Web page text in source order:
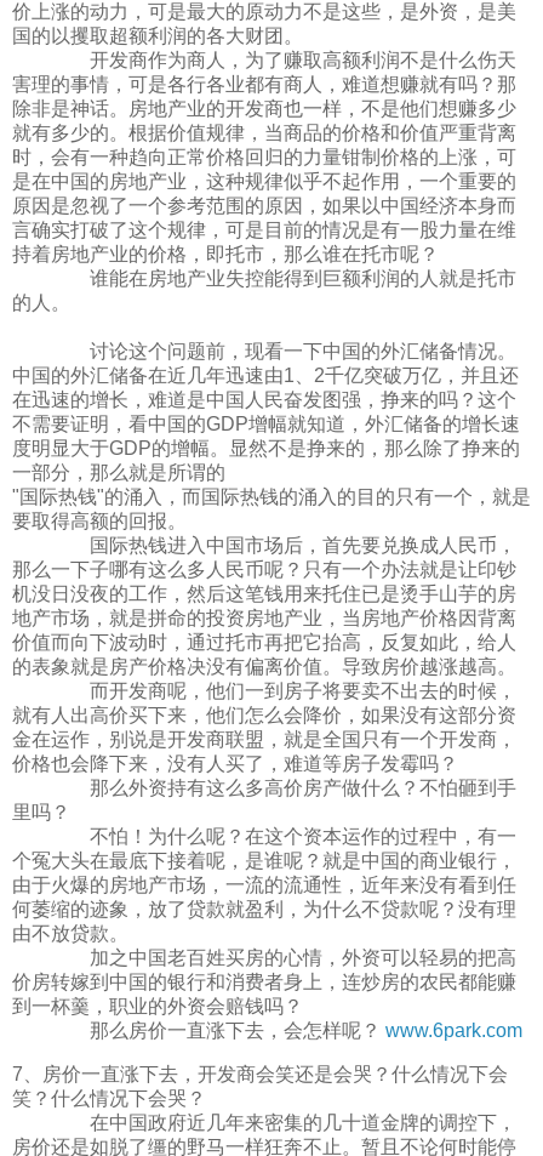
价上涨的动力，可是最大的原动力不是这些，是外资，是美
国的以攫取超额利润的各大财团。
开发商作为商人，为了赚取高额利润不是什么伤天
害理的事情，可是各行各业都有商人，难道想赚就有吗？那
除非是神话。房地产业的开发商也一样，不是他们想赚多少
就有多少的。根据价值规律，当商品的价格和价值严重背离
时，会有一种趋向正常价格回归的力量钳制价格的上涨，可
是在中国的房地产业，这种规律似乎不起作用，一个重要的
原因是忽视了一个参考范围的原因，如果以中国经济本身而
言确实打破了这个规律，可是目前的情况是有一股力量在维
持着房地产业的价格，即托市，那么谁在托市呢？
谁能在房地产业失控能得到巨额利润的人就是托市
的人。
讨论这个问题前，现看一下中国的外汇储备情况。
中国的外汇储备在近几年迅速由1、2千亿突破万亿，并且还
在迅速的增长，难道是中国人民奋发图强，挣来的吗？这个
不需要证明，看中国的GDP增幅就知道，外汇储备的增长速
度明显大于GDP的增幅。显然不是挣来的，那么除了挣来的
一部分，那么就是所谓的
"国际热钱"的涌入，而国际热钱的涌入的目的只有一个，就是
要取得高额的回报。
国际热钱进入中国市场后，首先要兑换成人民币，
那么一下子哪有这么多人民币呢？只有一个办法就是让印钞
机没日没夜的工作，然后这笔钱用来托住已是烫手山芋的房
地产市场，就是拼命的投资房地产业，当房地产价格因背离
价值而向下波动时，通过托市再把它抬高，反复如此，给人
的表象就是房产价格决没有偏离价值。导致房价越涨越高。
而开发商呢，他们一到房子将要卖不出去的时候，
就有人出高价买下来，他们怎么会降价，如果没有这部分资
金在运作，别说是开发商联盟，就是全国只有一个开发商，
价格也会降下来，没有人买了，难道等房子发霉吗？
那么外资持有这么多高价房产做什么？不怕砸到手
里吗？
不怕！为什么呢？在这个资本运作的过程中，有一
个冤大头在最底下接着呢，是谁呢？就是中国的商业银行，
由于火爆的房地产市场，一流的流通性，近年来没有看到任
何萎缩的迹象，放了贷款就盈利，为什么不贷款呢？没有理
由不放贷款。
加之中国老百姓买房的心情，外资可以轻易的把高
价房转嫁到中国的银行和消费者身上，连炒房的农民都能赚
到一杯羹，职业的外资会赔钱吗？
那么房价一直涨下去，会怎样呢？ www.6park.com
7、房价一直涨下去，开发商会笑还是会哭？什么情况下会
笑？什么情况下会哭？
在中国政府近几年来密集的几十道金牌的调控下，
房价还是如脱了缰的野马一样狂奔不止。暂且不论何时能停